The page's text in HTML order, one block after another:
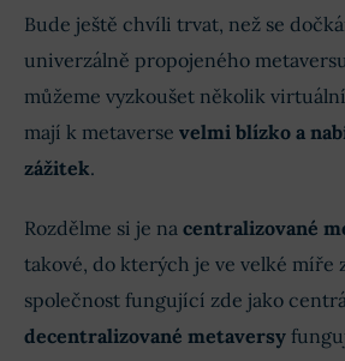
Bude ještě chvíli trvat, než se
univerzálně propojeného
můžeme vyzkoušet několik
mají k metaverse velmi blízko a
zážitek.
Rozdělme si je na centralizované
takové, do kterých je ve velké míře
společnost fungující zde jako
decentralizované metaversy